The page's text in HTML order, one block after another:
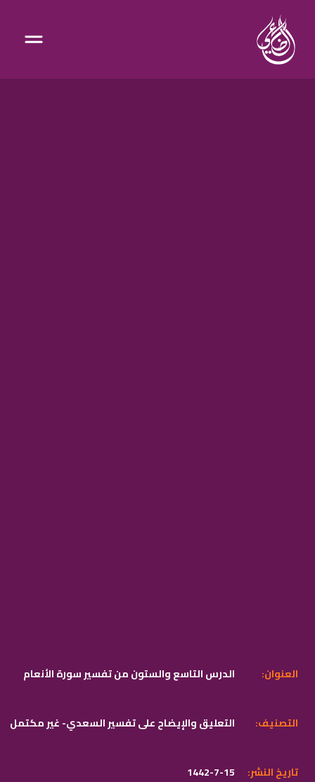
الدرس التاسع والستون من تفسير سورة الأنعام :العنوان
التعليق والإيضاح على تفسير السعدي- غير مكتمل :التصنيف
1442-7-15 :تاريخ النشر